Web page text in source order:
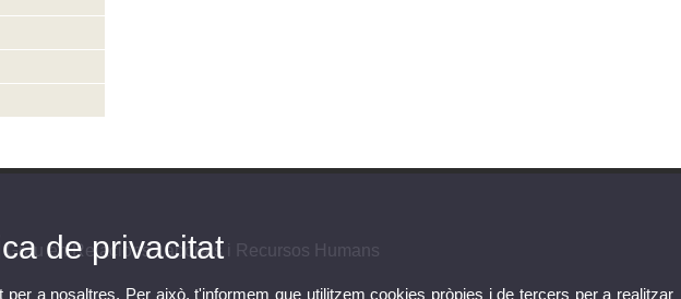
Grau en Relacions Laborals i Recursos Humans
de privacitat
per a nosaltres. Per això, t'informem que utilitzem cookies pròpies i de tercers per a realitzar